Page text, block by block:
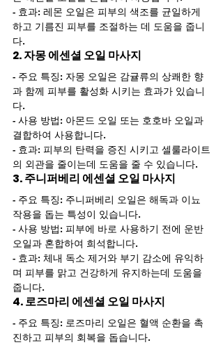
- 효과: 레몬 오일은 피부의 색조를 균일하게
하고 기름진 피부를 조절하는 데 도움을 줍니
다.
2. 자몽 에센셜 오일 마사지
- 주요 특징: 자몽 오일은 감귤류의 상쾌한 향
과 함께 피부를 활성화 시키는 효과가 있습니
다.
- 사용 방법: 아몬드 오일 또는 호호바 오일과
결합하여 사용합니다.
- 효과: 피부의 탄력을 증진 시키고 셀룰라이트
의 외관을 줄이는데 도움을 줄 수 있습니다.
3. 주니퍼베리 에센셜 오일 마사지
- 주요 특징: 주니퍼베리 오일은 해독과 이뇨
작용을 돕는 특성이 있습니다.
- 사용 방법: 피부에 바로 사용하기 전에 운반
오일과 혼합하여 희석합니다.
- 효과: 체내 독소 제거와 부기 감소에 유익하
며 피부를 맑고 건강하게 유지하는데 도움을
줍니다.
4. 로즈마리 에센셜 오일 마사지
- 주요 특징: 로즈마리 오일은 혈액 순환을 촉
진하고 피부의 회복을 돕습니다.